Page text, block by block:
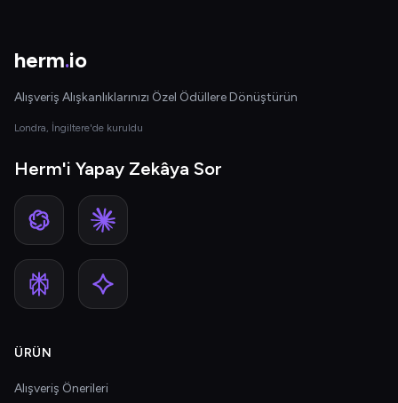
herm.io
Alışveriş Alışkanlıklarınızı Özel Ödüllere Dönüştürün
Londra, İngiltere'de kuruldu
Herm'i Yapay Zekâya Sor
ÜRÜN
Alışveriş Önerileri